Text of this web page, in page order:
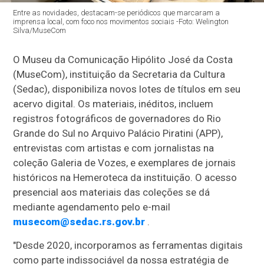
Entre as novidades, destacam-se periódicos que marcaram a
imprensa local, com foco nos movimentos sociais -Foto: Welington
Silva/MuseCom
O Museu da Comunicação Hipólito José da Costa
(MuseCom), instituição da Secretaria da Cultura
(Sedac), disponibiliza novos lotes de títulos em seu
acervo digital. Os materiais, inéditos, incluem
registros fotográficos de governadores do Rio
Grande do Sul no Arquivo Palácio Piratini (APP),
entrevistas com artistas e com jornalistas na
coleção Galeria de Vozes, e exemplares de jornais
históricos na Hemeroteca da instituição. O acesso
presencial aos materiais das coleções se dá
mediante agendamento pelo e-mail
musecom@sedac.rs.gov.br .
"Desde 2020, incorporamos as ferramentas digitais
como parte indissociável da nossa estratégia de